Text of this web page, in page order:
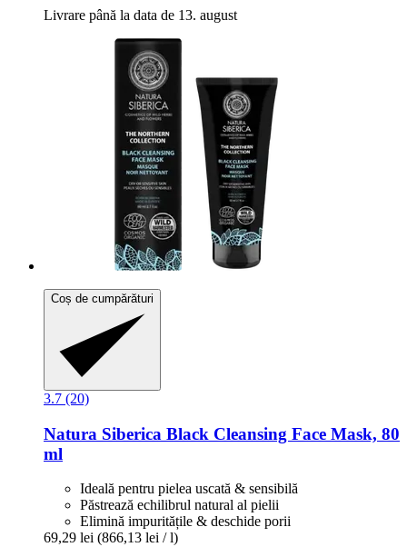
Livrare până la data de 13. august
Coș de cumpărături
3.7 (20)
Natura Siberica Black Cleansing Face Mask, 80
ml
Ideală pentru pielea uscată & sensibilă
Păstrează echilibrul natural al pielii
Elimină impuritățile & deschide porii
69,29 lei (866,13 lei / l)